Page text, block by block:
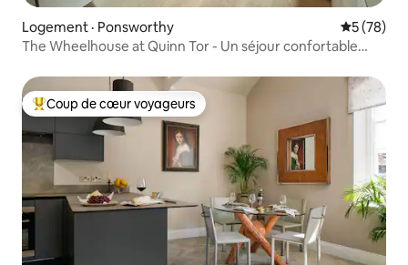
Logement · Ponsworthy Note
5 (78)
The Wheelhouse at Quinn Tor - Un séjour confortable
Coup de cœur voyageurs parmi les plus aimés
Coup de cœur voyageurs